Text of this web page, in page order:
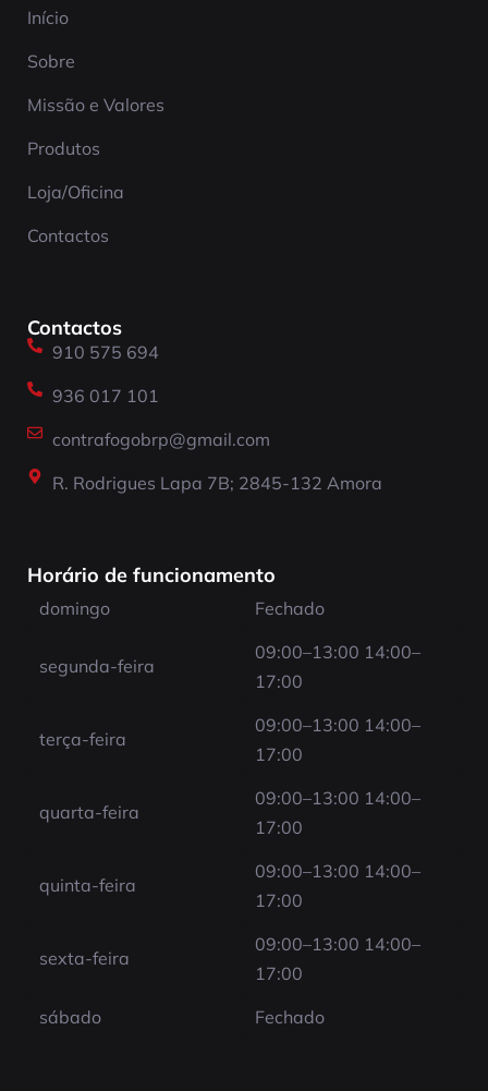
Início
Sobre
Missão e Valores
Produtos
Loja/Oficina
Contactos
Contactos
910 575 694
936 017 101
contrafogobrp@gmail.com
R. Rodrigues Lapa 7B; 2845-132 Amora
Horário de funcionamento
domingo Fechado
segunda-feira
09:00–13:00 14:00–
17:00
terça-feira
09:00–13:00 14:00–
17:00
quarta-feira
09:00–13:00 14:00–
17:00
quinta-feira
09:00–13:00 14:00–
17:00
sexta-feira
09:00–13:00 14:00–
17:00
sábado
Fechado